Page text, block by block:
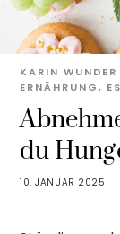
10. JANUAR 2025
du
KARIN WUNDER
ERNÄHRUNG,